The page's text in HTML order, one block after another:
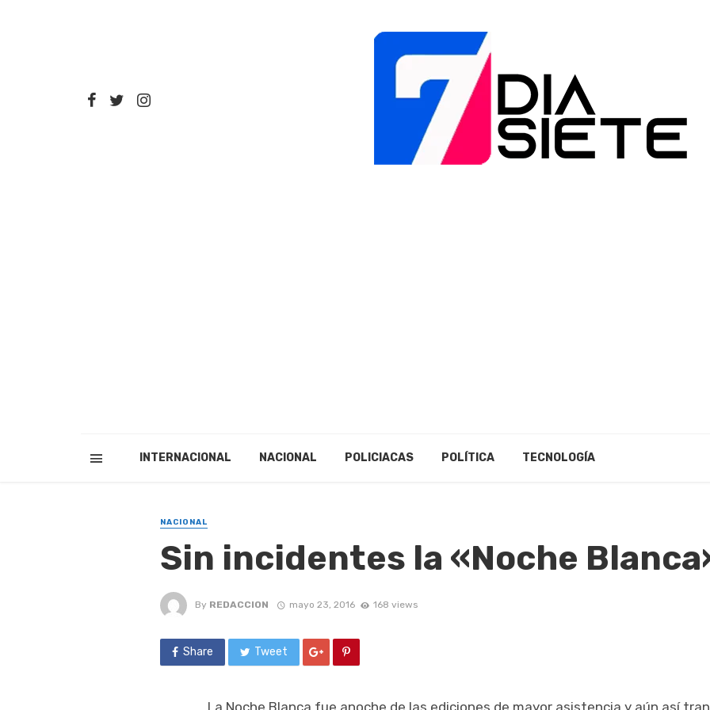
INTERNACIONAL NACIONAL POLICIACAS POLÍTICA TECNOLOGÍA
NACIONAL
Sin incidentes la «Noche
By REDACCION mayo 23, 2016 168 views
Share Tweet
La Noche Blanca fue anoche de las ediciones de mayor asistencia y aún así